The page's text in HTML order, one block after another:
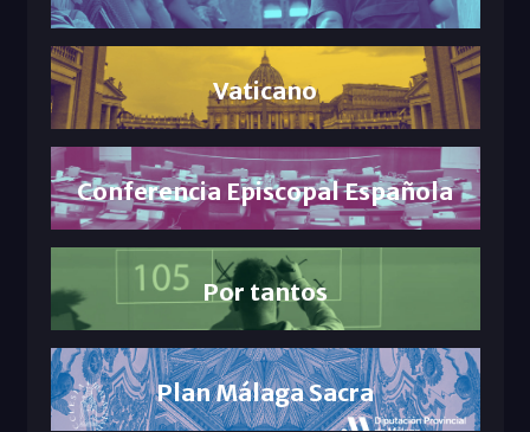
Vaticano
Conferencia Episcopal Española
Por tantos
Plan Málaga Sacra